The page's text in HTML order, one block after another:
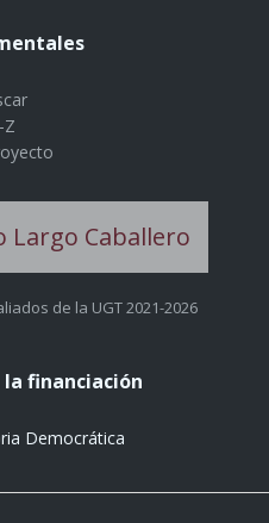
Z
de la UGT 2021-2026
la financiación